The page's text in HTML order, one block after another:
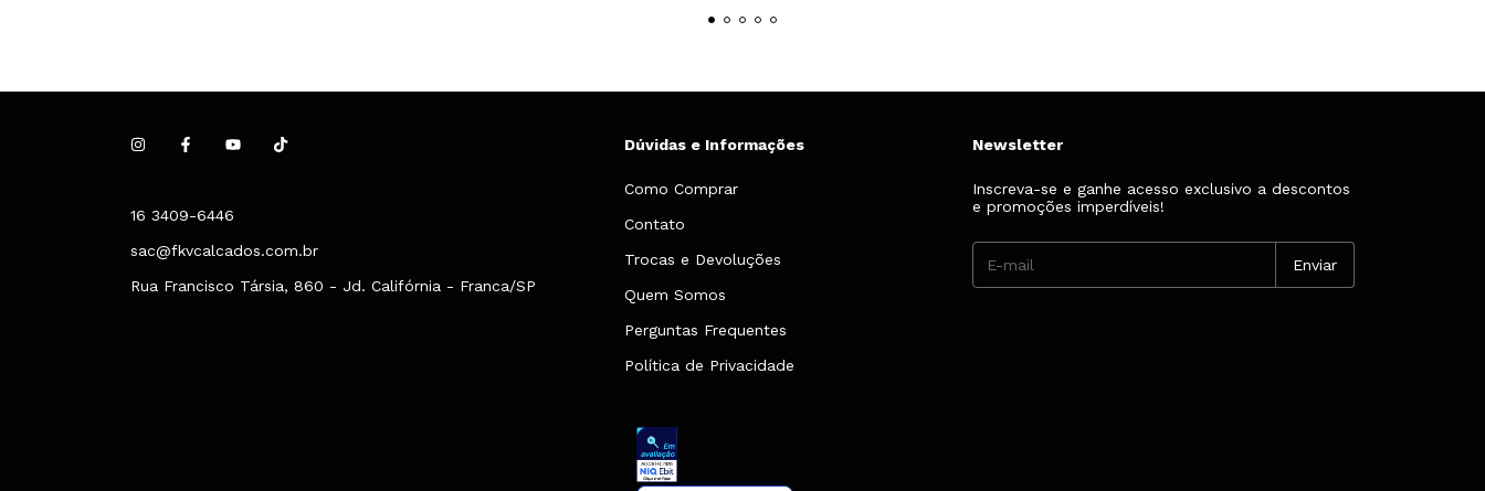
16 3409-6446
sac@fkvcalcados.com.br
Rua Francisco Társia, 860 - Jd. Califórnia - Franca/SP
Dúvidas e Informações
Como Comprar
Contato
Trocas e Devoluções
Quem Somos
Perguntas Frequentes
Política de Privacidade
Newsletter
Inscreva-se e ganhe acesso exclusivo a descontos
e promoções imperdíveis!